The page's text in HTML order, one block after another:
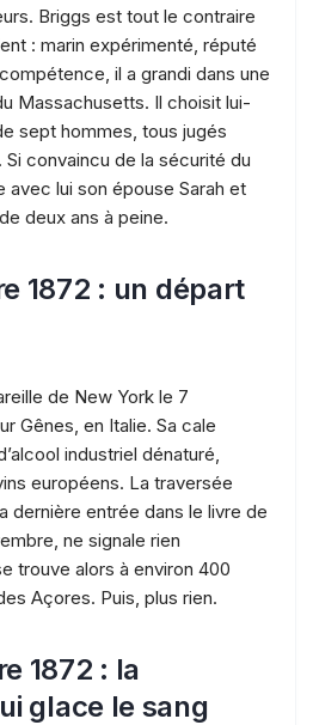
Briggs est tout le contraire
: marin expérimenté, réputé
il a grandi dans une
Massachusetts. Il choisit lui-
sept hommes, tous jugés
convaincu de la sécurité du
avec lui son épouse Sarah et
deux ans à peine.
1872 : un départ
de New York le 7
Gênes, en Italie. Sa cale
industriel dénaturé,
européens. La traversée
dernière entrée dans le livre de
ne signale rien
trouve alors à environ 400
Açores. Puis, plus rien.
1872 : la
glace le sang